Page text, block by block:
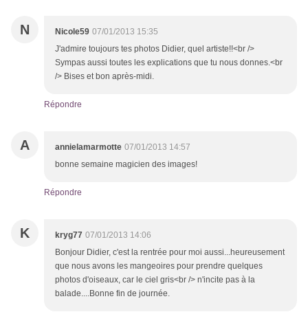
N Nicole59 07/01/2013 15:35
J'admire toujours tes photos Didier, quel artiste!!<br />
Sympas aussi toutes les explications que tu nous donnes.<br
/> Bises et bon après-midi.
Répondre
A annielamarmotte 07/01/2013 14:57
bonne semaine magicien des images!
Répondre
K kryg77 07/01/2013 14:06
Bonjour Didier, c'est la rentrée pour moi aussi...heureusement
que nous avons les mangeoires pour prendre quelques
photos d'oiseaux, car le ciel gris<br /> n'incite pas à la
balade....Bonne fin de journée.